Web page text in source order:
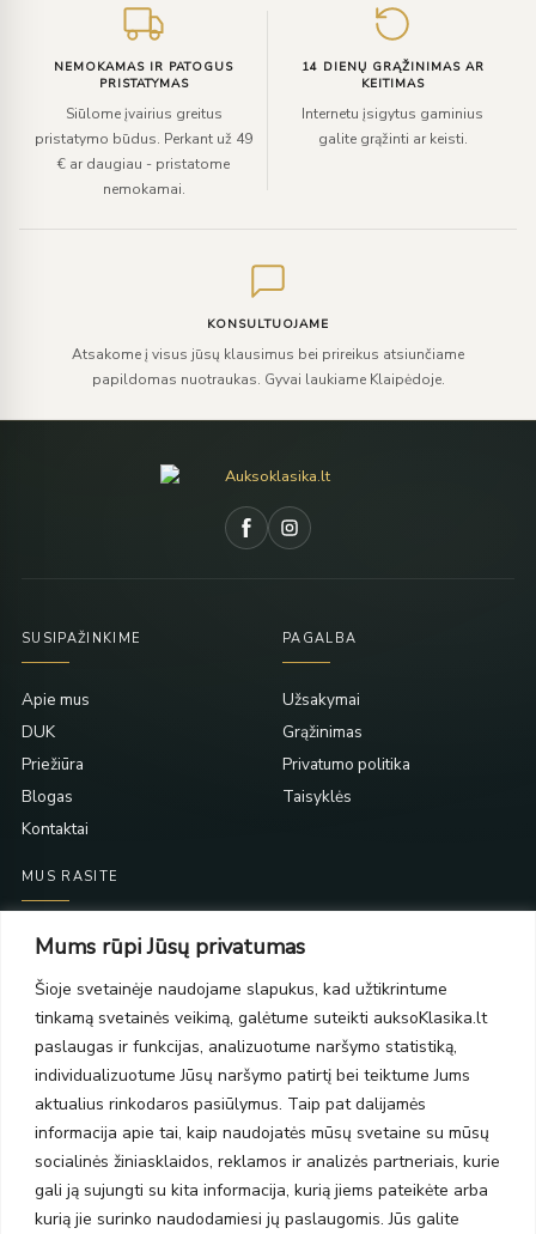
Mums rūpi Jūsų privatumas
Šioje svetainėje naudojame slapukus, kad užtikrintume
tinkamą svetainės veikimą, galėtume suteikti auksoKlasika.lt
paslaugas ir funkcijas, analizuotume naršymo statistiką,
individualizuotume Jūsų naršymo patirtį bei teiktume Jums
aktualius rinkodaros pasiūlymus. Taip pat dalijamės
informacija apie tai, kaip naudojatės mūsų svetaine su mūsų
socialinės žiniasklaidos, reklamos ir analizės partneriais, kurie
gali ją sujungti su kita informacija, kurią jiems pateikėte arba
kurią jie surinko naudodamiesi jų paslaugomis. Jūs galite
NEMOKAMAS IR PATOGUS
PRISTATYMAS
Siūlome įvairius greitus
pristatymo būdus. Perkant už 49
€ ar daugiau - pristatome
nemokamai.
14 DIENŲ GRĄŽINIMAS AR
KEITIMAS
Internetu įsigytus gaminius
galite grąžinti ar keisti.
KONSULTUOJAME
Atsakome į visus jūsų klausimus bei prireikus atsiunčiame
papildomas nuotraukas. Gyvai laukiame Klaipėdoje.
SUSIPAŽINKIME
Apie mus
DUK
Priežiūra
Blogas
Kontaktai
PAGALBA
Užsakymai
Grąžinimas
Privatumo politika
Taisyklės
MUS RASITE
Taikos pr. 139
PC Molas, Klaipėda
Taikos pr. 141
PC BIG 2, Klaipėda
Šilutės pl. 35
PC Banginis, Klaipėda
NAUJIENLAIŠKIS
Prenumeruokite ir gaukite pasiūlymus, naujienas bei riboto
leidimo kolekcijas.